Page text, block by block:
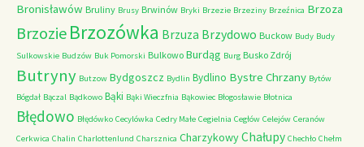
Bronisławów Bruliny Brusy Brwinów Bryki Brzezie Brzeziny Brzeźnica Brzoza
Brzozie Brzozówka Brzuza Brzydowo Buckow Budy Budy
Sulkowskie Budzów Buk Pomorski Bulkowo Burdąg Burg Busko Zdrój
Butryny Butzow Bydgoszcz Bydlin Bydlino Bystre Chrzany Bytów
Bógdał Bączal Bądkowo Bąki Bąki Wieczfnia Bąkowiec Błogosławie Błotnica
Błędowo Błędówko Cecylówka Cedry Małe Cegielnia Cegłów Celejów Ceranów
Cerkwica Chalin Charlottenlund Charsznica CharzykowyChałupy Chechło Chełm